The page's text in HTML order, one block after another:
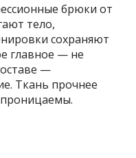
брюки от
тело,
сохраняют
главное — не
—
Ткань прочнее